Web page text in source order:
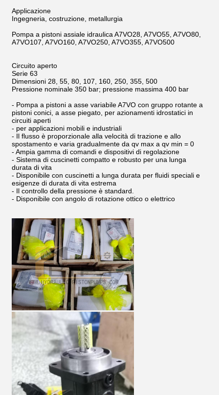
Applicazione
Ingegneria, costruzione, metallurgia
Pompa a pistoni assiale idraulica A7VO28, A7VO55, A7VO80,
A7VO107, A7VO160, A7VO250, A7VO355, A7VO500
Circuito aperto
Serie 63
Dimensioni 28, 55, 80, 107, 160, 250, 355, 500
Pressione nominale 350 bar; pressione massima 400 bar
- Pompa a pistoni a asse variabile A7VO con gruppo rotante a
pistoni conici, a asse piegato, per azionamenti idrostatici in
circuiti aperti
- per applicazioni mobili e industriali
- Il flusso è proporzionale alla velocità di trazione e allo
spostamento e varia gradualmente da qv max a qv min = 0
- Ampia gamma di comandi e dispositivi di regolazione
- Sistema di cuscinetti compatto e robusto per una lunga
durata di vita
- Disponibile con cuscinetti a lunga durata per fluidi speciali e
esigenze di durata di vita estrema
- Il controllo della pressione è standard.
- Disponibile con angolo di rotazione ottico o elettrico